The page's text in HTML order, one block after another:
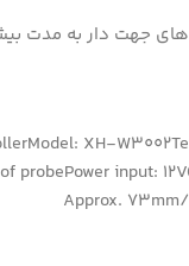
XH-
probePower input:
Approx.